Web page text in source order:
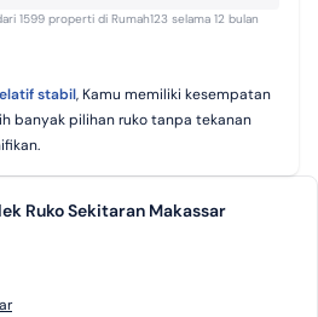
1599 properti di Rumah123 selama 12 bulan
stabil, Kamu memiliki kesempatan
banyak pilihan ruko tanpa tekanan
Ruko Sekitaran Makassar